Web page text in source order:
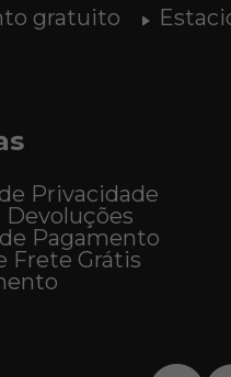
gratuito
Privacidade
Devoluções
Pagamento
Frete Grátis